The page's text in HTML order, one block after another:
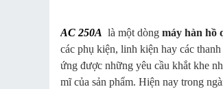
AC 250A là một dòng máy hàn hồ
các phụ kiện, linh kiện hay các
ứng được những yêu cầu khắt khe
mĩ của sản phẩm. Hiện nay trong